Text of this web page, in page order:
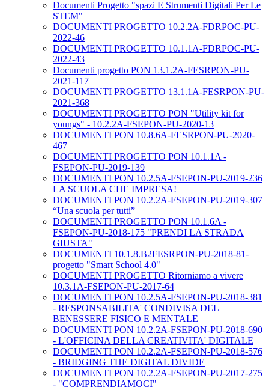
Documenti Progetto "spazi E Strumenti Digitali Per Le
STEM"
DOCUMENTI PROGETTO 10.2.2A-FDRPOC-PU-
2022-46
DOCUMENTI PROGETTO 10.1.1A-FDRPOC-PU-
2022-43
Documenti progetto PON 13.1.2A-FESRPON-PU-
2021-117
DOCUMENTI PROGETTO 13.1.1A-FESRPON-PU-
2021-368
DOCUMENTI PROGETTO PON "Utility kit for
youngs" - 10.2.2A-FSEPON-PU-2020-13
DOCUMENTI PON 10.8.6A-FESRPON-PU-2020-
467
DOCUMENTI PROGETTO PON 10.1.1A -
FSEPON-PU-2019-139
DOCUMENTI PON 10.2.5A-FSEPON-PU-2019-236
LA SCUOLA CHE IMPRESA!
DOCUMENTI PON 10.2.2A-FSEPON-PU-2019-307
“Una scuola per tutti”
DOCUMENTI PROGETTO PON 10.1.6A -
FSEPON-PU-2018-175 "PRENDI LA STRADA
GIUSTA"
DOCUMENTI 10.1.8.B2FESRPON-PU-2018-81-
progetto "Smart School 4.0"
DOCUMENTI PROGETTO Ritorniamo a vivere
10.3.1A-FSEPON-PU-2017-64
DOCUMENTI PON 10.2.5A-FSEPON-PU-2018-381
- RESPONSABILITA' CONDIVISA DEL
BENESSERE FISICO E MENTALE
DOCUMENTI PON 10.2.2A-FSEPON-PU-2018-690
- L'OFFICINA DELLA CREATIVITA' DIGITALE
DOCUMENTI PON 10.2.2A-FSEPON-PU-2018-576
- BRIDGING THE DIGITAL DIVIDE
DOCUMENTI PON 10.2.2A-FSEPON-PU-2017-275
- "COMPRENDIAMOCI"